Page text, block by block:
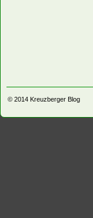
© 2014 Kreuzberger Blog